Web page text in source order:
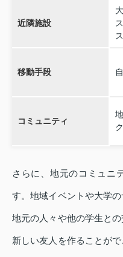
近隣施設
移動手段
コミュニティ
さらに、地元のコミュニ
す。地域イベントや大学
地元の人々や他の学生と
新しい友人を作ることが